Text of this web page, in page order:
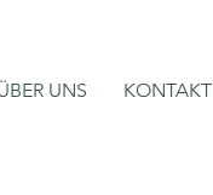
UNS KONTAKT